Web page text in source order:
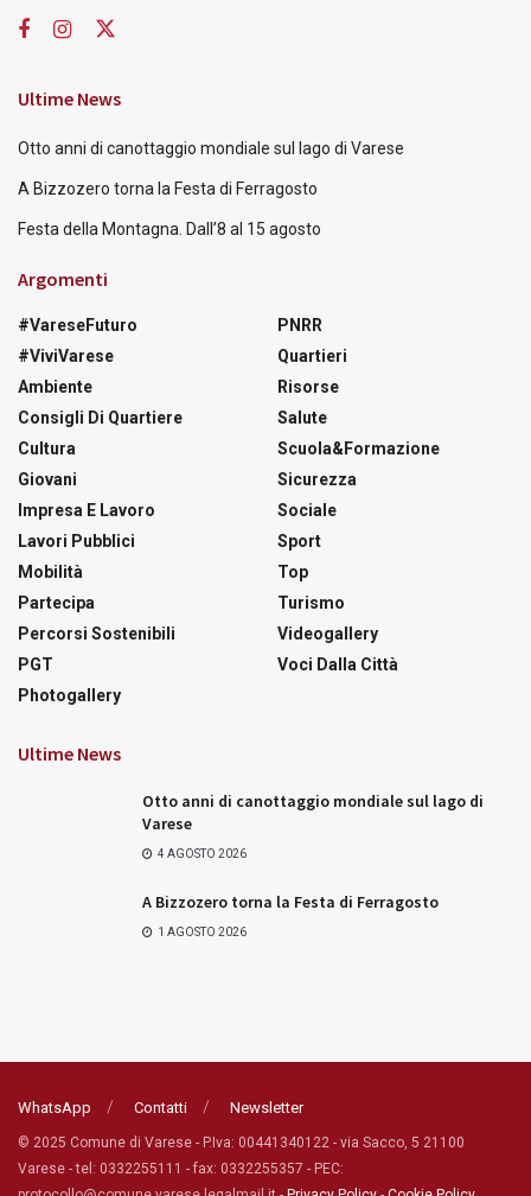
Ultime News
Otto anni di canottaggio mondiale sul lago di Varese
A Bizzozero torna la Festa di Ferragosto
Festa della Montagna. Dall’8 al 15 agosto
Argomenti
#VareseFuturo
#ViviVarese
Ambiente
Consigli Di Quartiere
Cultura
Giovani
Impresa E Lavoro
Lavori Pubblici
Mobilità
Partecipa
Percorsi Sostenibili
PGT
Photogallery
PNRR
Quartieri
Risorse
Salute
Scuola&Formazione
Sicurezza
Sociale
Sport
Top
Turismo
Videogallery
Voci Dalla Città
Ultime News
Otto anni di canottaggio mondiale sul lago di
Varese
4 AGOSTO 2026
A Bizzozero torna la Festa di Ferragosto
1 AGOSTO 2026
WhatsApp Contatti Newsletter
© 2025 Comune di Varese - P.Iva: 00441340122 - via Sacco, 5 21100
Varese - tel: 0332255111 - fax: 0332255357 - PEC: